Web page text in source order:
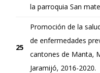
la parroquia San
25
Promoción de la
de enfermedades
cantones de Manta,
Jaramijó, 2016-2020.